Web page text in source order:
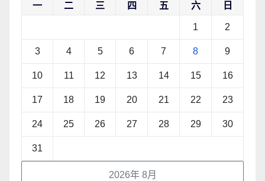
2026年 8月
一 二 三 四 五 六 日
1 2
3 4 5 6 7 8 9
10 11 12 13 14 15 16
17 18 19 20 21 22 23
24 25 26 27 28 29 30
31